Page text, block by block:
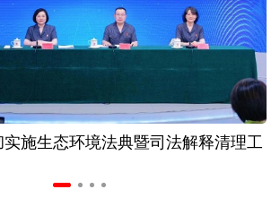
保个人账户里的钱如何用在刀刃上
马甲" 警惕暑假期间网络消费陷阱
破85亿 已连续30天单日票房破亿
施生态环境法典暨司法解释清理工